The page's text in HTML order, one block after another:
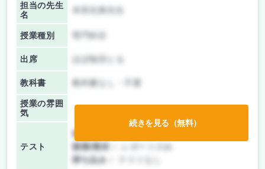
担当の先生
名
授業種別
出席 ほぼ毎回とる
教科書 教科書なし・不要
授業の雰囲
気
テスト
前期/中間：
後期/期末：
持ち込み：
続きを見る（無料）